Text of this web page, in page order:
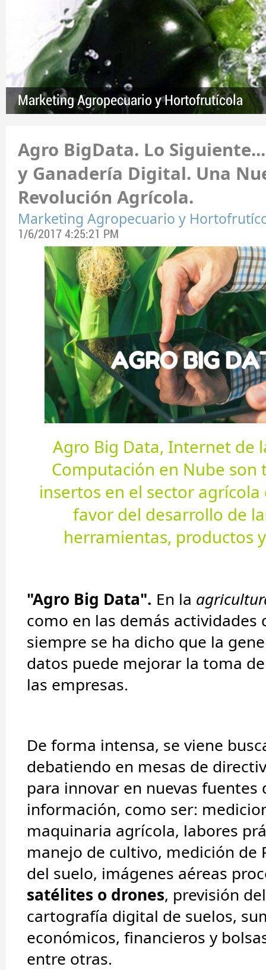
Marketing Agropecuario y Hortofrutícola
Agro BigData. Lo
y Ganadería Digital. Una
Revolución Agrícola.
Marketing Agropecuario y
1/6/2017 4:25:21 PM
Agro Big Data, Internet de
Computación en Nube son
insertos en el sector
favor del desarrollo de
herramientas, productos
"Agro Big Data". En la
como en las demás actividades
siempre se ha dicho que la
datos puede mejorar la toma
las empresas.
De forma intensa, se viene
debatiendo en mesas de
para innovar en nuevas fuentes
información, como ser:
maquinaria agrícola, labores
manejo de cultivo, medición de
del suelo, imágenes aéreas
satélites o drones, previsión
cartografía digital de suelos,
económicos, financieros y
entre otras.